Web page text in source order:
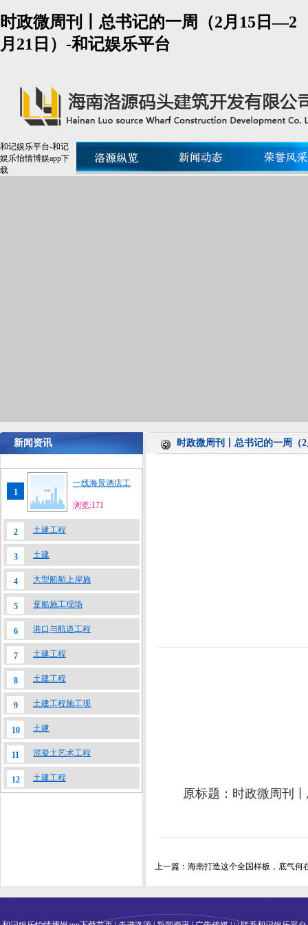
时政微周刊丨总书记的一周（2月15日—2
月21日）-和记娱乐平台
和记娱乐平台-和记
娱乐怡情博娱app下
载
新闻资讯 时政微周刊丨总书记的一周（
1
一线海景酒店工
浏览:171
2 土建工程
3 土建
4 大型船舶上岸施
5 趸船施工现场
6 港口与航道工程
7 土建工程
8 土建工程
9 土建工程施工现
10 土建
11 混凝土艺术工程
12 土建工程
原标题：时政微周刊
上一篇： 海南打造这个全国样板，底气何